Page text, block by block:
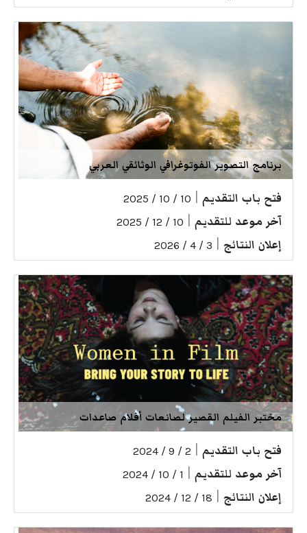
برنامج التصوير الفوتوغرافي الوثائقي العربي
فتح باب التقديم 10 / 10 / 2025
آخر موعد للتقديم 10 / 12 / 2025
إعلان النتائج 3 / 4 / 2026
مختبر الفيلم القصير لصانعات أفلام صاعدات
فتح باب التقديم 2 / 9 / 2024
آخر موعد للتقديم 1 / 10 / 2024
إعلان النتائج 18 / 12 / 2024